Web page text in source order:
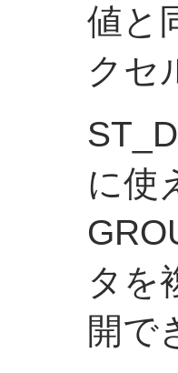
値と
クセ
に使
タを
開で